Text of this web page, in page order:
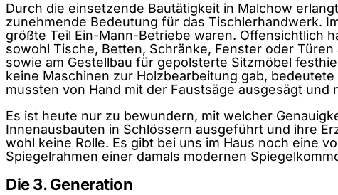
Durch die einsetzende Bautätigkeit in Malchow
zunehmende Bedeutung für das Tischlerhandwerk.
größte Teil Ein-Mann-Betriebe waren. Offensichtlich
sowohl Tische, Betten, Schränke, Fenster oder
sowie am Gestellbau für gepolsterte Sitzmöbel
keine Maschinen zur Holzbearbeitung gab,
mussten von Hand mit der Faustsäge ausgesägt
Es ist heute nur zu bewundern, mit welcher
Innenausbauten in Schlössern ausgeführt und ihre
wohl keine Rolle. Es gibt bei uns im Haus noch eine
Spiegelrahmen einer damals modernen
Die 3. Generation